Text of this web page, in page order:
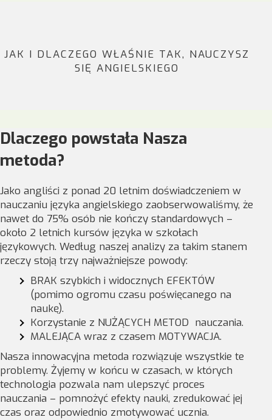
JAK I DLACZEGO WŁAŚNIE TAK, NAUCZYSZ
SIĘ ANGIELSKIEGO
Dlaczego powstała Nasza
metoda?
Jako angliści z ponad 20 letnim doświadczeniem w
nauczaniu języka angielskiego zaobserwowaliśmy, że
nawet do 75% osób nie kończy standardowych –
około 2 letnich kursów języka w szkołach
językowych. Według naszej analizy za takim stanem
rzeczy stoją trzy najważniejsze powody:
BRAK szybkich i widocznych EFEKTÓW
(pomimo ogromu czasu poświęcanego na
naukę).
Korzystanie z NUŻĄCYCH METOD nauczania.
MALEJĄCA wraz z czasem MOTYWACJA.
Nasza innowacyjna metoda rozwiązuje wszystkie te
problemy. Żyjemy w końcu w czasach, w których
technologia pozwala nam ulepszyć proces
nauczania – pomnożyć efekty nauki, zredukować jej
czas oraz odpowiednio zmotywować ucznia.